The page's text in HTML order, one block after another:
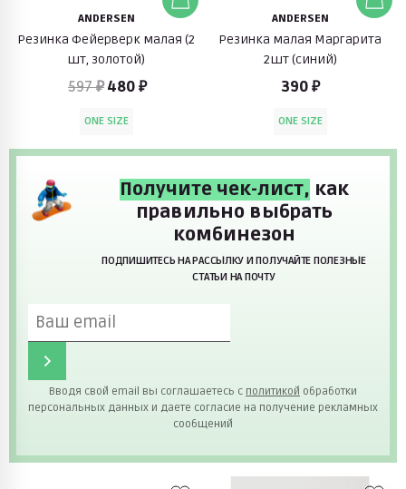
ANDERSEN
Резинка Фейерверк малая (2
шт, золотой)
597 ₽ 480 ₽
ONE SIZE
ANDERSEN
Резинка малая Маргарита
2шт (синий)
390 ₽
ONE SIZE
Получите чек-лист, как
правильно выбрать
комбинезон
ПОДПИШИТЕСЬ НА РАССЫЛКУ И ПОЛУЧАЙТЕ ПОЛЕЗНЫЕ
СТАТЬИ НА ПОЧТУ
Вводя свой email вы соглашаетесь с политикой обработки
персональных данных и даете согласие на получение рекламных
сообщений